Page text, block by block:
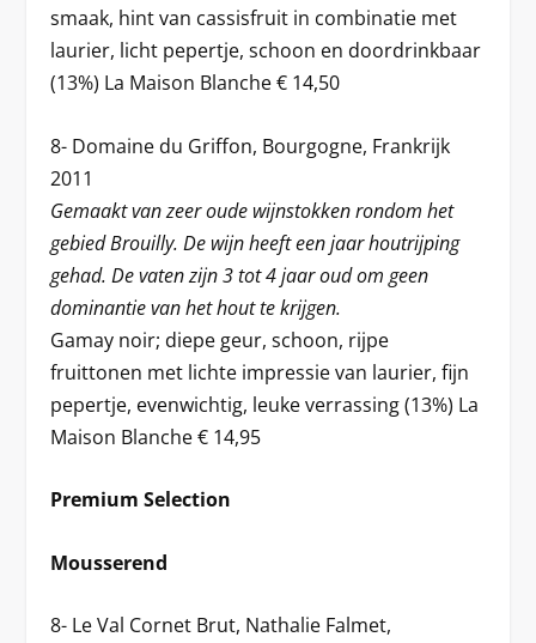
smaak, hint van cassisfruit in combinatie met
laurier, licht pepertje, schoon en doordrinkbaar
(13%) La Maison Blanche € 14,50
8- Domaine du Griffon, Bourgogne, Frankrijk
2011
Gemaakt van zeer oude wijnstokken rondom het
gebied Brouilly. De wijn heeft een jaar houtrijping
gehad. De vaten zijn 3 tot 4 jaar oud om geen
dominantie van het hout te krijgen.
Gamay noir; diepe geur, schoon, rijpe
fruittonen met lichte impressie van laurier, fijn
pepertje, evenwichtig, leuke verrassing (13%) La
Maison Blanche € 14,95
Premium Selection
Mousserend
8- Le Val Cornet Brut, Nathalie Falmet,